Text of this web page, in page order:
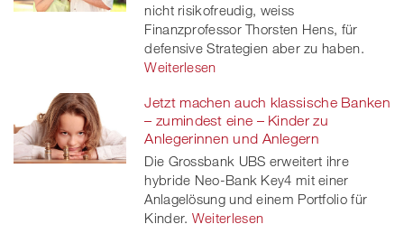
nicht risikofreudig, weiss
Finanzprofessor Thorsten Hens, für
defensive Strategien aber zu haben.
Weiterlesen
Jetzt machen auch klassische Banken
– zumindest eine – Kinder zu
Anlegerinnen und Anlegern
Die Grossbank UBS erweitert ihre
hybride Neo-Bank Key4 mit einer
Anlagelösung und einem Portfolio für
Kinder. Weiterlesen